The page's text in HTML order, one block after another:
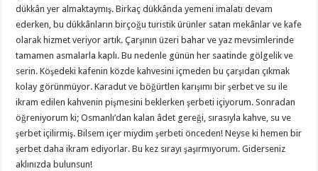
dükkân yer almaktaymış. Birkaç dükkânda yemeni imalatı devam
ederken, bu dükkânların birçoğu turistik ürünler satan mekânlar ve kafe
olarak hizmet veriyor artık. Çarşının üzeri bahar ve yaz mevsimlerinde
tamamen asmalarla kaplı. Bu nedenle günün her saatinde gölgelik ve
serin. Köşedeki kafenin közde kahvesini içmeden bu çarşıdan çıkmak
kolay görünmüyor. Karadut ve böğürtlen karışımı bir şerbet ve su ile
ikram edilen kahvenin pişmesini beklerken şerbeti içiyorum. Sonradan
öğreniyorum ki; Osmanlı’dan kalan âdet gereği, sırasıyla kahve, su ve
şerbet içilirmiş. Bilsem içer miydim şerbeti önceden! Neyse ki hemen bir
şerbet daha ikram ediyorlar. Bu kez sırayı şaşırmıyorum. Giderseniz
aklınızda bulunsun!